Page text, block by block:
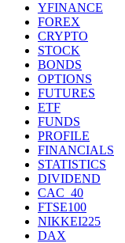
YFINANCE
FOREX
CRYPTO
STOCK
BONDS
OPTIONS
FUTURES
ETF
FUNDS
PROFILE
FINANCIALS
STATISTICS
DIVIDEND
CAC_40
FTSE100
NIKKEI225
DAX